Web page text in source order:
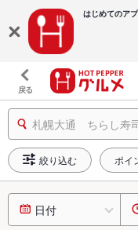
はじめてのア
戻る
札幌大通 ちらし寿
絞り込む ポイ
日付